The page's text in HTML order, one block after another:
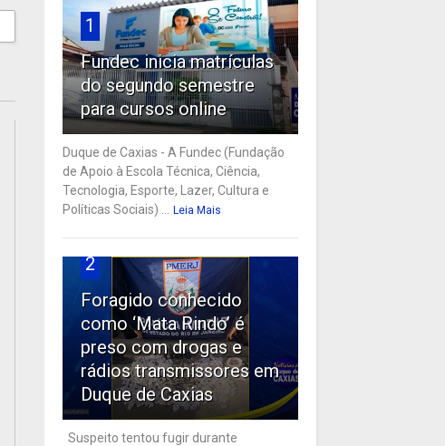
1
Fundec inicia matrículas
do segundo semestre
para cursos online
Duque de Caxias - A Fundec (Fundação
de Apoio à Escola Técnica, Ciência,
Tecnologia, Esporte, Lazer, Cultura e
Políticas Sociais) ...
Leia Mais
2
Foragido conhecido
como ‘Mata Rindo’ é
preso com drogas e
rádios transmissores em
Duque de Caxias
Suspeito tentou fugir durante